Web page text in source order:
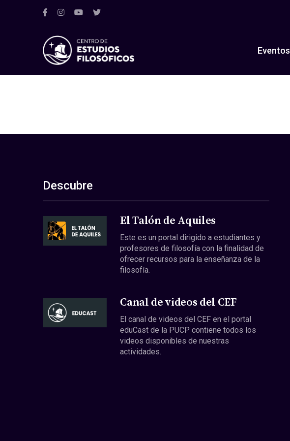
Eventos
Descubre
El Talón de Aquiles
Este es un portal dirigido a estudiantes y
profesores de filosofía con la finalidad de
ofrecer recursos para la enseñanza de la
filosofía.
Canal de videos del CEF
El canal de videos del CEF en el portal
eduCast de la PUCP contiene todos los
videos disponibles de nuestras
actividades.